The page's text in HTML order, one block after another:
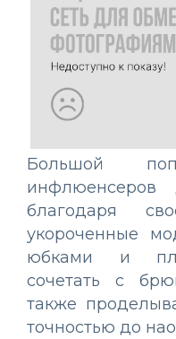
Большой
инфлюенсеров
благодаря
укороченные
юбками и
сочетать с
также
точностью до